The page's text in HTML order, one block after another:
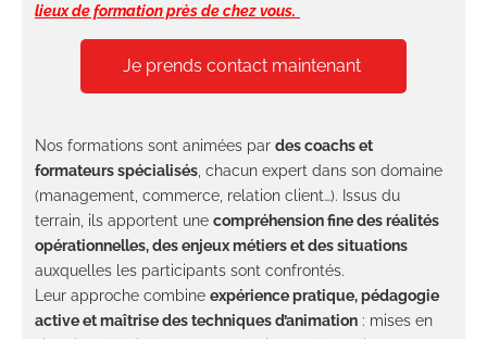
lieux de formation près de chez vous.
Je prends contact maintenant
Nos formations sont animées par des coachs et
formateurs spécialisés, chacun expert dans son domaine
(management, commerce, relation client…). Issus du
terrain, ils apportent une compréhension fine des réalités
opérationnelles, des enjeux métiers et des situations
auxquelles les participants sont confrontés.
Leur approche combine expérience pratique, pédagogie
active et maîtrise des techniques d’animation : mises en